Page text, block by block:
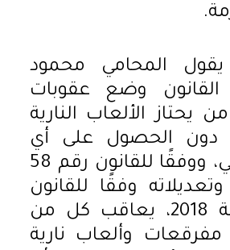
المحامي محمود
القانون وضع عقوبات
يحتاز الألعاب النارية
دون الحصول على أي
تصريح رسمي، ووفقًا للقانون رقم 58
1937، وتعديلاته وفقًا للقانون
رقم 21 لسنة 2018، يعاقب كل من
مفرقعات وألعاب نارية